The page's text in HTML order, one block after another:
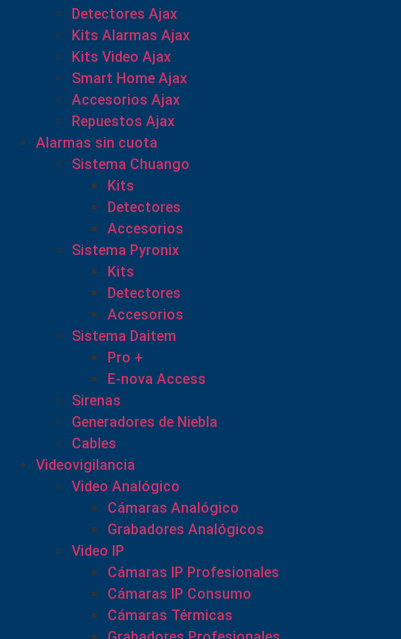
Detectores Ajax
Kits Alarmas Ajax
Kits Video Ajax
Smart Home Ajax
Accesorios Ajax
Repuestos Ajax
Alarmas sin cuota
Sistema Chuango
Kits
Detectores
Accesorios
Sistema Pyronix
Kits
Detectores
Accesorios
Sistema Daitem
Pro +
E-nova Access
Sirenas
Generadores de Niebla
Cables
Videovigilancia
Video Analógico
Cámaras Analógico
Grabadores Analógicos
Video IP
Cámaras IP Profesionales
Cámaras IP Consumo
Cámaras Térmicas